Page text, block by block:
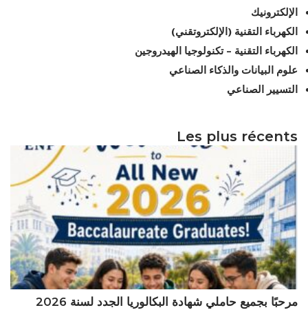
الإلكترونيك
الكهرباء التقنية (الإلكتروتقني)
الكهرباء التقنية – تكنولوجيا الهيدروجين
علوم البيانات والذكاء الصناعي
التسيير الصناعي
Les plus récents
مرحبًا بجميع حاملي شهادة البكالوريا الجدد لسنة 2026